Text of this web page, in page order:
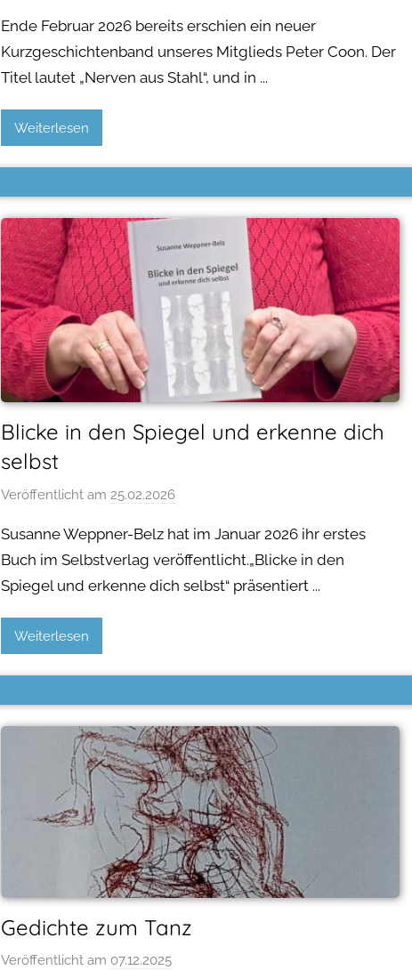
Ende Februar 2026 bereits erschien ein neuer
Kurzgeschichtenband unseres Mitglieds Peter Coon. Der
Titel lautet „Nerven aus Stahl“, und in
Weiterlesen
Blicke in den Spiegel und erkenne dich
selbst
Veröffentlicht am 25.02.2026
Susanne Weppner-Belz hat im Januar 2026 ihr erstes
Buch im Selbstverlag veröffentlicht.„Blicke in den
Spiegel und erkenne dich selbst“ präsentiert
Weiterlesen
Gedichte zum Tanz
Veröffentlicht am 07.12.2025